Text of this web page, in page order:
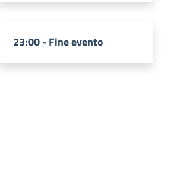
23:00 - Fine evento